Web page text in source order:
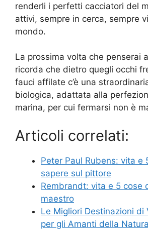
renderli i perfetti cacciatori del
attivi, sempre in cerca, sempre
mondo.
La prossima volta che penserai
ricorda che dietro quegli occhi
fauci affilate c’è una
biologica, adattata alla
marina, per cui fermarsi non è
Articoli correlati:
Peter Paul Rubens: vita e
sapere sul pittore
Rembrandt: vita e 5 cose
maestro
Le Migliori Destinazioni di
per gli Amanti della Natura